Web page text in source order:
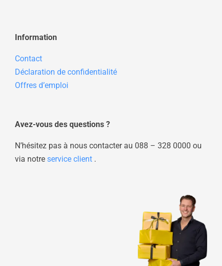
Information
Contact
Déclaration de confidentialité
Offres d’emploi
Avez-vous des questions ?
N’hésitez pas à nous contacter au 088 – 328 0000 ou
via notre service client.